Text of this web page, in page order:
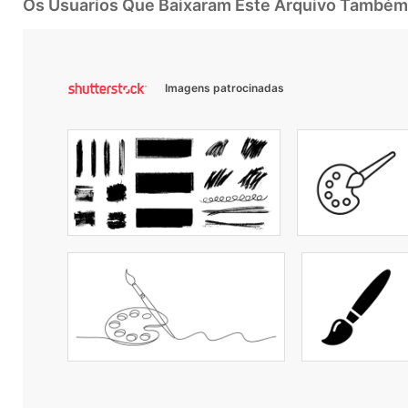
Os Usuarios Que Baixaram Este Arquivo
Imagens patrocinadas